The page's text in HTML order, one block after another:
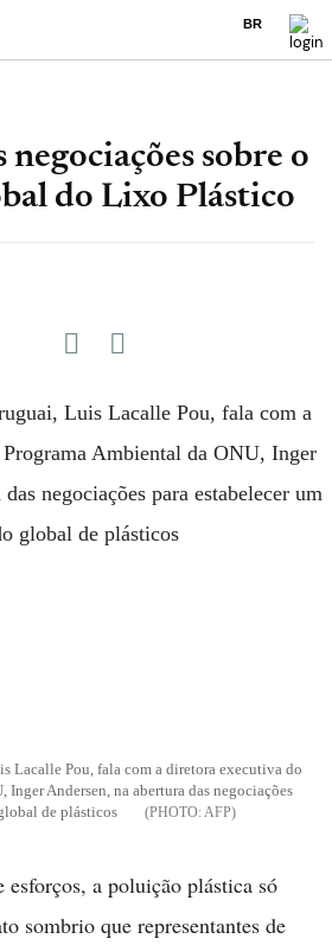
BR
negociações sobre o
do Lixo Plástico
LinkedIn
on Reddit
on Flipboard
Share on Pocket
Lacalle Pou, fala com a diretora executiva do
Inger Andersen, na abertura das negociações
de plásticos
AFP
esforços, a poluição plástica só
sombrio que representantes de